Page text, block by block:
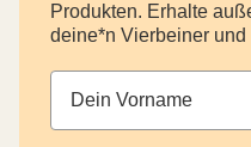
Produkten. Erhalte
deine*n Vierbeiner